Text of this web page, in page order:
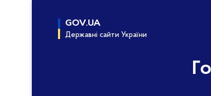
GOV.UA
Державні сайти України